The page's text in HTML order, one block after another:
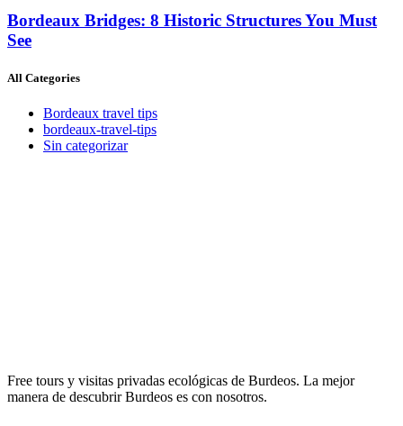
Bordeaux Bridges: 8 Historic Structures You Must
See
All Categories
Bordeaux travel tips
bordeaux-travel-tips
Sin categorizar
Free tours y visitas privadas ecológicas de Burdeos. La mejor
manera de descubrir Burdeos es con nosotros.